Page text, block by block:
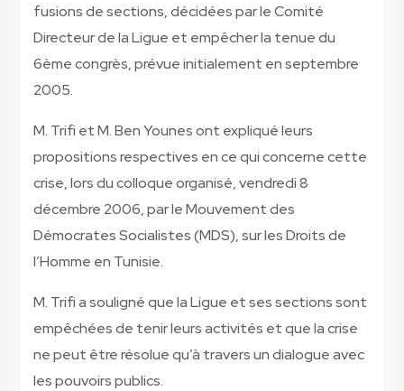
fusions de sections, décidées par le Comité
Directeur de la Ligue et empêcher la tenue du
6ème congrès, prévue initialement en septembre
2005.
M. Trifi et M. Ben Younes ont expliqué leurs
propositions respectives en ce qui concerne cette
crise, lors du colloque organisé, vendredi 8
décembre 2006, par le Mouvement des
Démocrates Socialistes (MDS), sur les Droits de
l’Homme en Tunisie.
M. Trifi a souligné que la Ligue et ses sections sont
empêchées de tenir leurs activités et que la crise
ne peut être résolue qu’à travers un dialogue avec
les pouvoirs publics.